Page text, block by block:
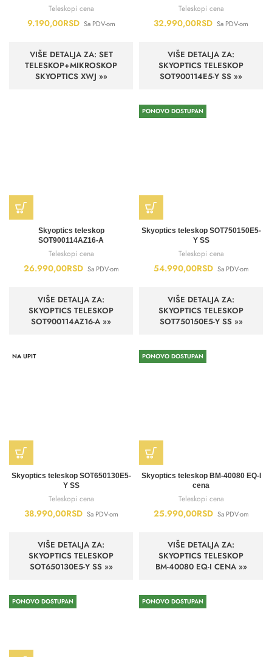
Teleskopi cena
9.190,00RSD Sa PDV-om
VIŠE DETALJA ZA: SET
TELESKOP+MIKROSKOP
SKYOPTICS XWJ »»
Teleskopi cena
32.990,00RSD Sa PDV-om
VIŠE DETALJA ZA:
SKYOPTICS TELESKOP
SOT900114E5-Y SS »»
Skyoptics teleskop
SOT900114AZ16-A
Teleskopi cena
26.990,00RSD Sa PDV-om
VIŠE DETALJA ZA:
SKYOPTICS TELESKOP
SOT900114AZ16-A »»
PONOVO DOSTUPAN
Skyoptics teleskop SOT750150E5-
Y SS
Teleskopi cena
54.990,00RSD Sa PDV-om
VIŠE DETALJA ZA:
SKYOPTICS TELESKOP
SOT750150E5-Y SS »»
NA UPIT
Skyoptics teleskop SOT650130E5-
Y SS
Teleskopi cena
38.990,00RSD Sa PDV-om
VIŠE DETALJA ZA:
SKYOPTICS TELESKOP
SOT650130E5-Y SS »»
PONOVO DOSTUPAN
Skyoptics teleskop BM-40080 EQ-I
cena
Teleskopi cena
25.990,00RSD Sa PDV-om
VIŠE DETALJA ZA:
SKYOPTICS TELESKOP
BM-40080 EQ-I CENA »»
PONOVO DOSTUPAN PONOVO DOSTUPAN